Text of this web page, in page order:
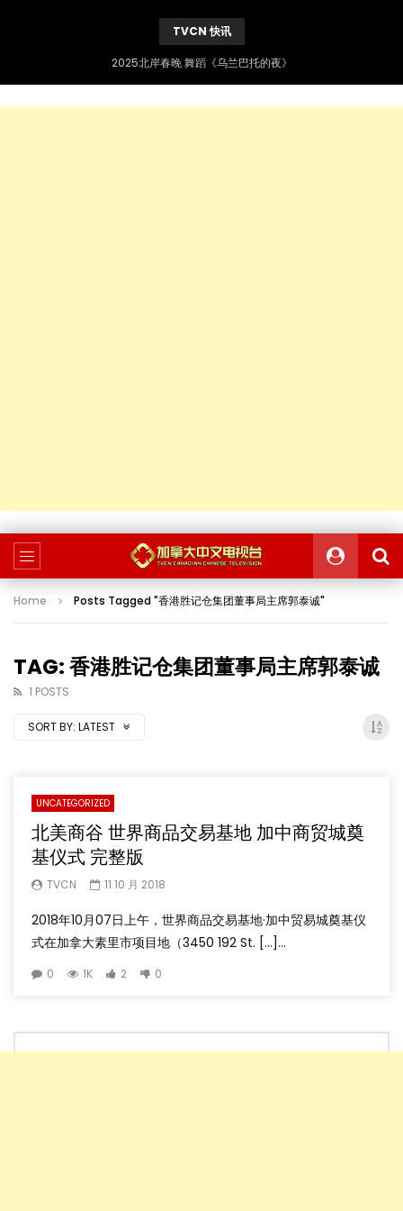
TVCN 快讯
2025北岸春晚 舞蹈《乌兰巴托的夜》
Home Posts Tagged "香港胜记仓集团董事局主席郭泰诚"
TAG: 香港胜记仓集团董事局主席郭泰诚
1 POSTS
SORT BY: LATEST
UNCATEGORIZED
北美商谷 世界商品交易基地 加中商贸城奠
基仪式 完整版
TVCN 11 10 月 2018
2018年10月07日上午，世界商品交易基地·加中贸易城奠基仪
式在加拿大素里市项目地（3450 192 St. […]...
0 1K 2 0